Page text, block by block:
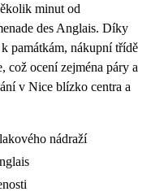
minut od
des Anglais. Díky
památkám, nákupní třídě
což ocení zejména páry a
v Nice blízko centra a
nádraží